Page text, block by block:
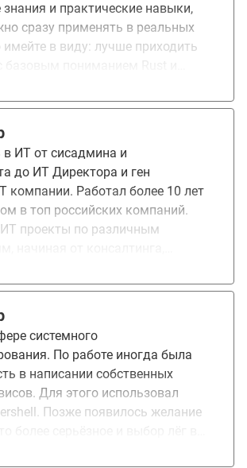
и практические навыки,
сразу применять в реальных
имейте в виду: лучше приходить
успеть всё освоить,
точно лучше укладывается в
глубже понимать
языка и видишь, куда двигаться
ИТ от сисадмина и
до ИТ Директора и ген
компании. Работал более 10 лет
в топ российских компаний.
проекты по различным
преподавателей это будет и
и быстрее, и гарантированнее. И
заплатив профессионалам, я
это дело до нужного результата.
следование плану обучения, но
вся свобода принятия решений в
системного
По работе иногда была
в написании собственных
Для этого использовал
Позже появилось желание